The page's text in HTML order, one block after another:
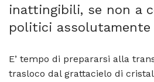
inattingibili, se non a
politici
E’ tempo di prepararsi alla
trasloco dal grattacielo di